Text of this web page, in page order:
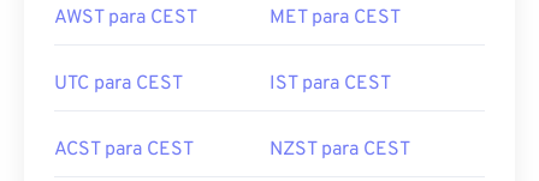
AWST para CEST MET para CEST
UTC para CEST IST para CEST
ACST para CEST NZST para CEST